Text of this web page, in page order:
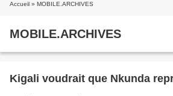
Accueil » MOBILE.ARCHIVES
MOBILE.ARCHIVES
Kigali voudrait que Nkunda